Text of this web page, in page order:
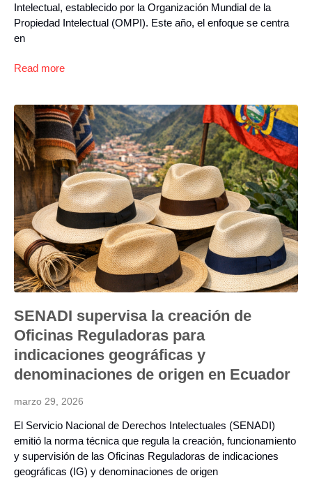
Intelectual, establecido por la Organización Mundial de la
Propiedad Intelectual (OMPI). Este año, el enfoque se centra
en
Read more
SENADI supervisa la creación de
Oficinas Reguladoras para
indicaciones geográficas y
denominaciones de origen en Ecuador
marzo 29, 2026
El Servicio Nacional de Derechos Intelectuales (SENADI)
emitió la norma técnica que regula la creación, funcionamiento
y supervisión de las Oficinas Reguladoras de indicaciones
geográficas (IG) y denominaciones de origen